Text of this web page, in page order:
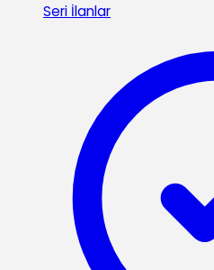
Seri İlanlar